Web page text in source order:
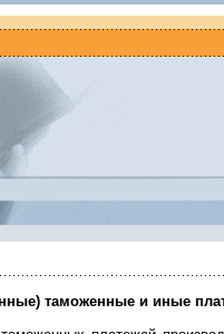
таможенные и иные